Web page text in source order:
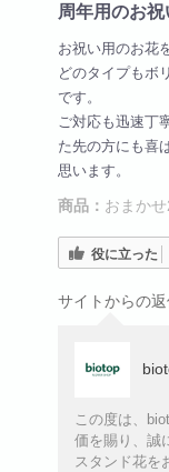
周年用のお祝
お祝い用のお花
どのタイプもボ
です。
ご対応も迅速丁
た先の方にも喜
思います。
商品： おまか
役に立った
サイトからの
この度は、
価を賜り、誠
スタンド花を